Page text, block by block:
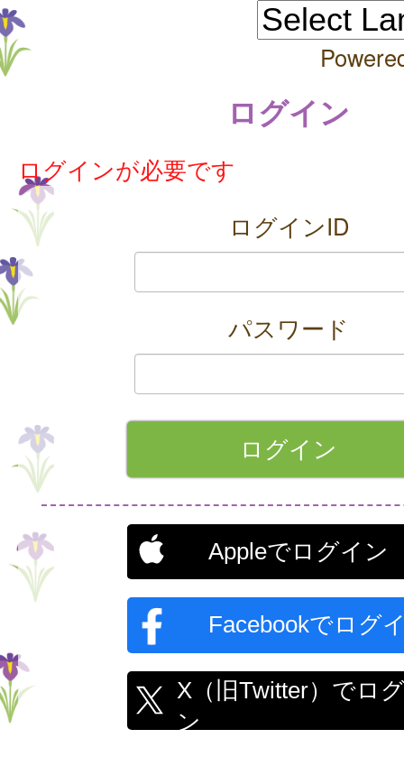
ログイン
ログインが必要です
ログインID
パスワード
Appleでログイン
Facebookでログ
X（旧Twitter）でロ
ン